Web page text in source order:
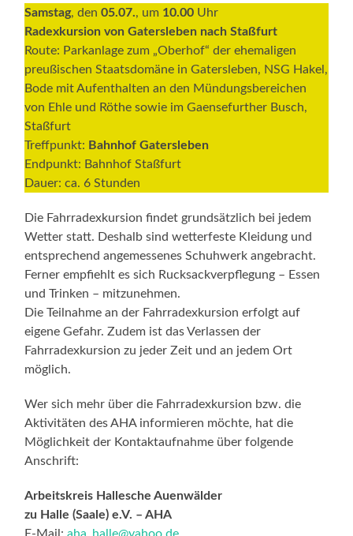
Samstag, den05.07., um 10.00 Uhr
Radexkursion von Gatersleben nach Staßfurt
Route: Parkanlage zum „Oberhof“ der ehemaligen
preußischen Staats­domäne in Gatersleben, NSG Hakel,
Bode mit Aufenthalten an den Mündungsbereichen
von Ehle und Röthe sowie im Gaense­further Busch,
Staßfurt
Treffpunkt: Bahnhof Gatersleben
Endpunkt: Bahnhof Staßfurt
Dauer: ca. 6 Stunden
Die Fahrradexkursion findet grundsätzlich bei jedem
Wetter statt. Deshalb sind wetterfeste Kleidung und
entsprechend angemessenes Schuhwerk angebracht.
Ferner empfiehlt es sich Rucksackverpflegung – Essen
und Trinken – mitzunehmen.
Die Teilnahme an der Fahrradexkursion erfolgt auf
eigene Gefahr. Zudem ist das Verlassen der
Fahrradexkursion zu jeder Zeit und an jedem Ort
möglich.
Wer sich mehr über die Fahrradexkursion bzw. die
Aktivitäten des AHA informieren möchte, hat die
Möglichkeit der Kontaktaufnahme über folgende
Anschrift:
Arbeitskreis Hallesche Auenwälder
zu Halle (Saale) e.V. – AHA
E-Mail:aha_halle@yahoo.de